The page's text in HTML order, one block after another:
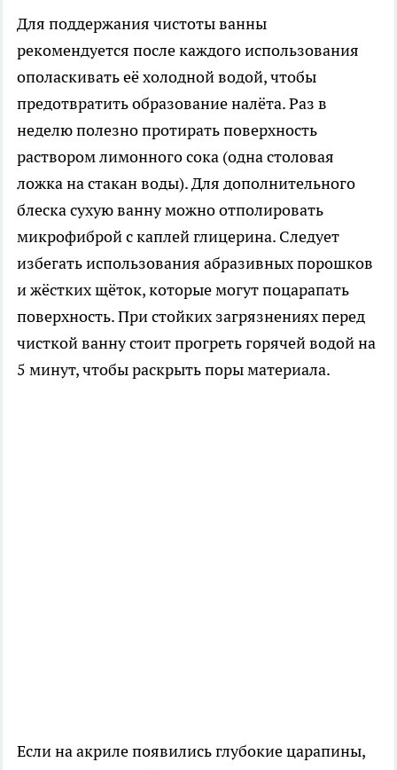
Для поддержания чистоты ванны
рекомендуется после каждого использования
ополаскивать её холодной водой, чтобы
предотвратить образование налёта. Раз в
неделю полезно протирать поверхность
раствором лимонного сока (одна столовая
ложка на стакан воды). Для дополнительного
блеска сухую ванну можно отполировать
микрофиброй с каплей глицерина. Следует
избегать использования абразивных порошков
и жёстких щёток, которые могут поцарапать
поверхность. При стойких загрязнениях перед
чисткой ванну стоит прогреть горячей водой на
5 минут, чтобы раскрыть поры материала.
Если на акриле появились глубокие царапины,